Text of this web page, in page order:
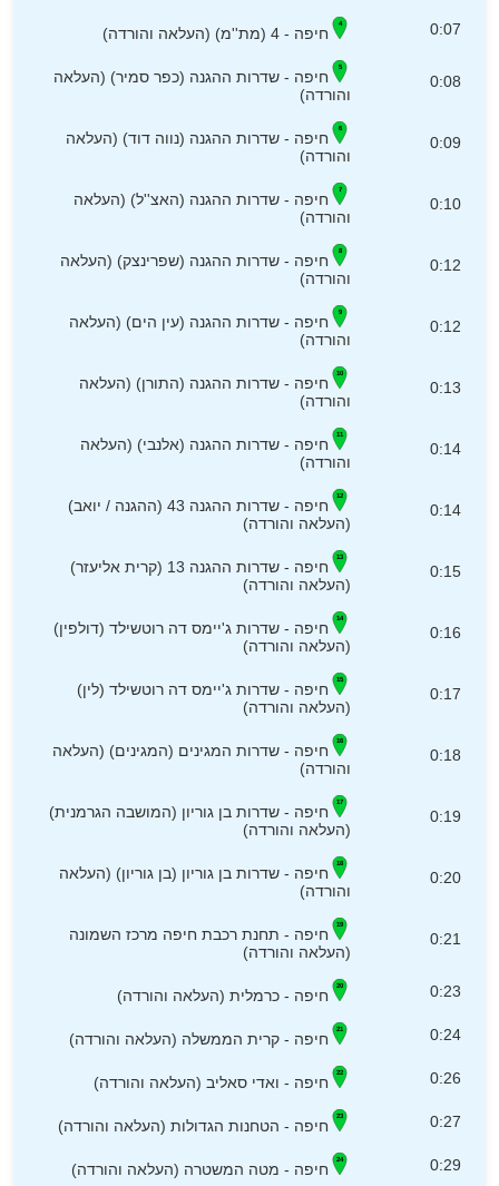
0:07 חיפה - 4 (מת''מ) (העלאה והורדה)
0:08
חיפה - שדרות ההגנה (כפר סמיר) (העלאה
והורדה)
0:09
חיפה - שדרות ההגנה (נווה דוד) (העלאה
והורדה)
0:10
חיפה - שדרות ההגנה (האצ''ל) (העלאה
והורדה)
0:12
חיפה - שדרות ההגנה (שפרינצק) (העלאה
והורדה)
0:12
חיפה - שדרות ההגנה (עין הים) (העלאה
והורדה)
0:13
חיפה - שדרות ההגנה (התורן) (העלאה
והורדה)
0:14
חיפה - שדרות ההגנה (אלנבי) (העלאה
והורדה)
0:14
חיפה - שדרות ההגנה 43 (ההגנה / יואב)
(העלאה והורדה)
0:15
חיפה - שדרות ההגנה 13 (קרית אליעזר)
(העלאה והורדה)
0:16
חיפה - שדרות ג'יימס דה רוטשילד (דולפין)
(העלאה והורדה)
0:17
חיפה - שדרות ג'יימס דה רוטשילד (לין)
(העלאה והורדה)
0:18
חיפה - שדרות המגינים (המגינים) (העלאה
והורדה)
0:19
חיפה - שדרות בן גוריון (המושבה הגרמנית)
(העלאה והורדה)
0:20
חיפה - שדרות בן גוריון (בן גוריון) (העלאה
והורדה)
0:21
חיפה - תחנת רכבת חיפה מרכז השמונה
(העלאה והורדה)
0:23 חיפה - כרמלית (העלאה והורדה)
0:24 חיפה - קרית הממשלה (העלאה והורדה)
0:26 חיפה - ואדי סאליב (העלאה והורדה)
0:27 חיפה - הטחנות הגדולות (העלאה והורדה)
0:29 חיפה - מטה המשטרה (העלאה והורדה)